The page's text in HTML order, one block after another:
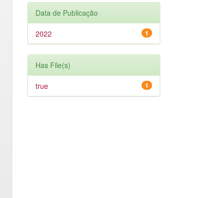
Data de Publicação
1
2022
Has File(s)
1
true